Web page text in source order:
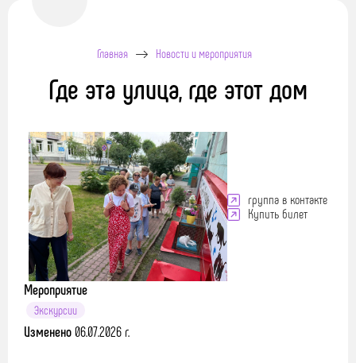
Главная Новости и мероприятия
Где эта улица, где этот дом
группа в контакте
Купить билет
Мероприятие
Экскурсии
Изменено06.07.2026 г.